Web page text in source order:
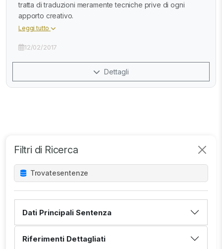
Filtri di Ricerca
Trovatesentenze
Dati Principali Sentenza
Riferimenti Dettagliati
tratta di traduzioni meramente tecniche prive di ogni
apporto creativo.
Leggi tutto
12/02/2017
Dettagli